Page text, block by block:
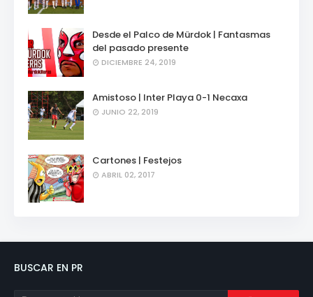
Desde el Palco de Mürdok | Fantasmas
del pasado presente
DICIEMBRE 24, 2019
Amistoso | Inter Playa 0-1 Necaxa
JUNIO 22, 2019
Cartones | Festejos
ABRIL 02, 2017
BUSCAR EN PR